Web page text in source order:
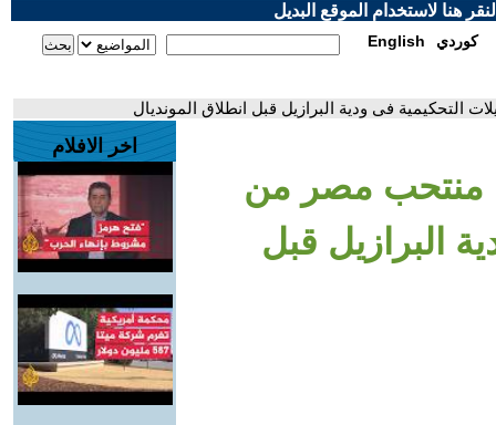
هنا لاستخدام الموقع البديل
English كوردي
التحكيمية فى ودية البرازيل قبل انطلاق المونديال
منتحب مصر من
البرازيل قبل
اخر الافلام